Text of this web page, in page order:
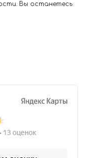
Вы останетесь